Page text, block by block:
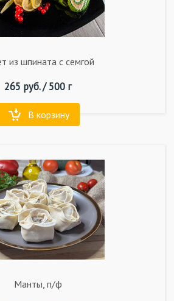
из шпината с семгой
265 руб. /500 г
В корзину
Манты, п/ф